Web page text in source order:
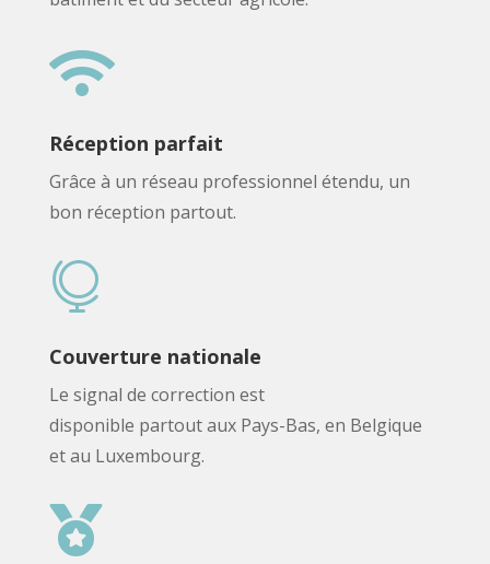

Réception parfait
Grâce à un réseau professionnel étendu, un
bon réception partout.

Couverture nationale
Le signal de correction est
disponible partout aux Pays-Bas, en Belgique
et au Luxembourg.
